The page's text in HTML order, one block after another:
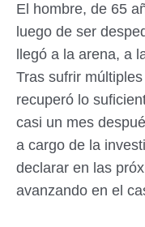
El hombre, de 65
luego de ser
llegó a la arena, a
Tras sufrir
recuperó lo
casi un mes
a cargo de la
declarar en las
avanzando en el